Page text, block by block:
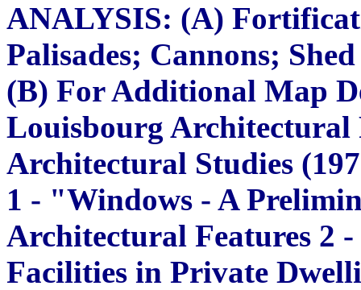
ANALYSIS: (A)
Palisades; Cannons;
(B) For Additional Map
Louisbourg
Architectural Studies
1 - "Windows - A
Architectural Features 2
Facilities in Private